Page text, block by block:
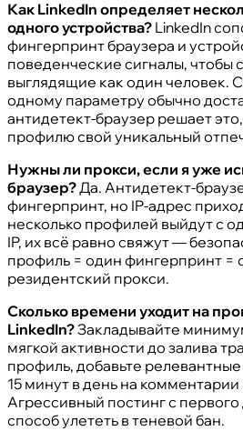
Как LinkedIn определяет
одного устройства? LinkedIn
фингерпринт браузера и
поведенческие сигналы, чтобы
выглядящие как один человек.
одному параметру обычно
антидетект-браузер решает
профилю свой уникальный
Нужны ли прокси, если я уже
браузер? Да. Антидетект-
фингерпринт, но IP-адрес
несколько профилей выйдут с
IP, их всё равно свяжут —
профиль = один фингерпринт =
резидентский прокси.
Сколько времени уходит на
LinkedIn?Закладывайте
мягкой активности до залива
профиль, добавьте релевантные
15 минут в день на
Агрессивный постинг с
способ улететь в теневой бан.